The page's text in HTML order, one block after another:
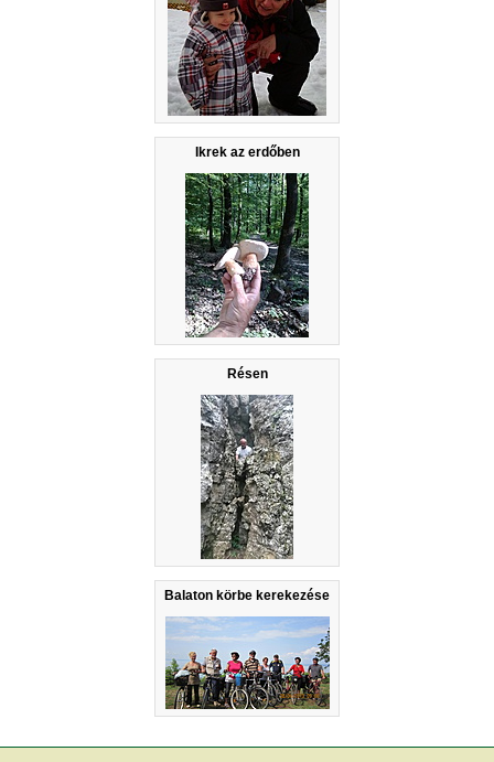
Ikrek az erdőben
Résen
Balaton körbe kerekezése